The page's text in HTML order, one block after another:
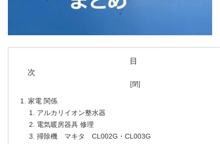
目
家電 関係
アルカリイオン整水器
電気暖房器具 修理
掃除機 マキタ CL002G・CL003G